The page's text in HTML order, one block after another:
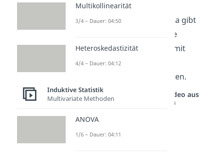
Untersuchung nicht negativ
beeinflussen. Cronbachs Alpha gibt
dabei den Wert für die interne
Konsistenz an und hilft dir somit
dabei, die Reliabilität einer
Untersuchung zu gewährleisten.
Studyflix vernetzt: Hier ein Video aus
einem anderen Bereich
Multikollinearität
3/4 – Dauer: 04:50
Heteroskedastizität
4/4 – Dauer: 04:12
Induktive Statistik
Multivariate Methoden
ANOVA
1/6 – Dauer: 04:11